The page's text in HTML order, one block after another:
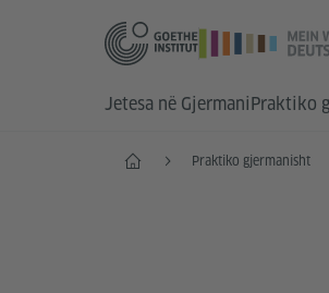
Jetesa në GjermaniPraktiko
Faqja e parëPraktiko gjermanisht